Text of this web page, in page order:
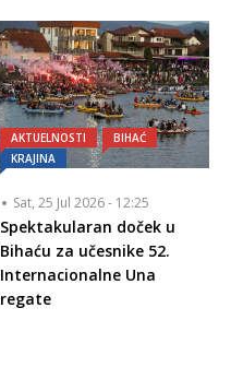
AKTUELNOSTI
BIHAĆ
KRAJINA
Sat, 25 Jul 2026 - 12:25
Spektakularan doček u
Bihaću za učesnike 52.
Internacionalne Una
regate